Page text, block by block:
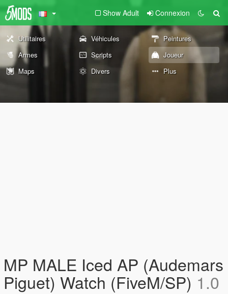
Show Adult Connexion
Utilitaires Véhicules
Peintures
Armes
Scripts
Joueur
Maps
Divers Plus
MP MALE Iced AP (Audemars
Piguet) Watch (FiveM/SP) 1.0